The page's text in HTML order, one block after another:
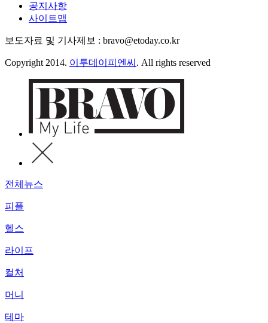
공지사항
사이트맵
보도자료 및 기사제보 : bravo@etoday.co.kr
Copyright 2014. 이투데이피엔씨 . All rights reserved
전체뉴스
피플
헬스
라이프
컬처
머니
테마